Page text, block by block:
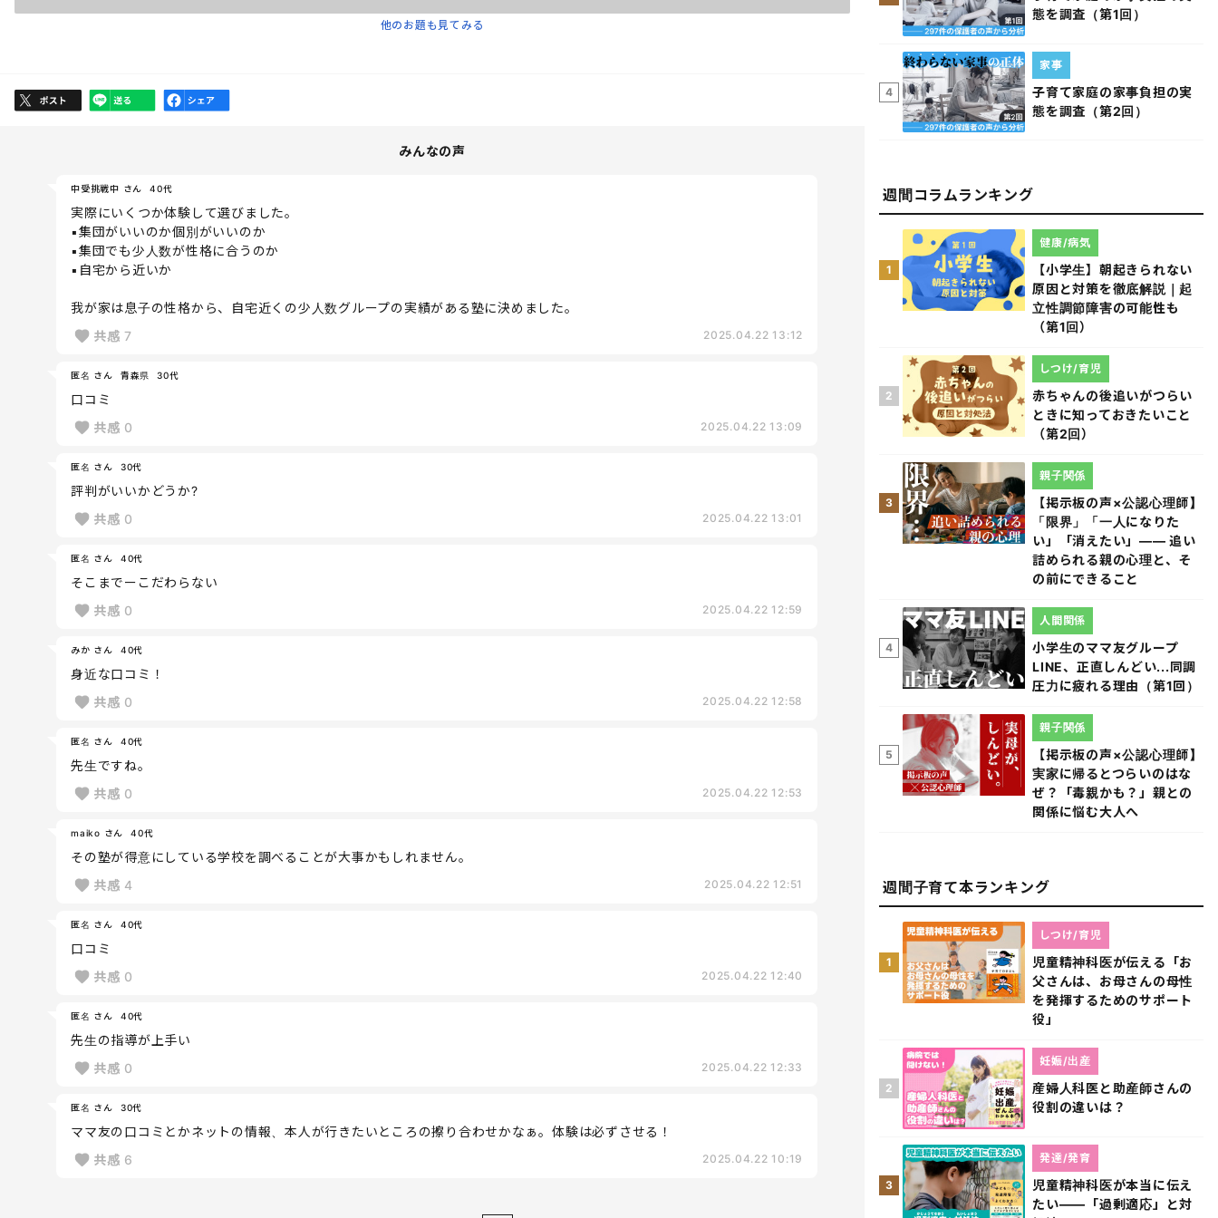
他のお題も見てみる
みんなの声
中受挑戦中 さん 40代
実際にいくつか体験して選びました。
▪︎集団がいいのか個別がいいのか
▪︎集団でも少人数が性格に合うのか
▪︎自宅から近いか
我が家は息子の性格から、自宅近くの少人数グループの実績がある塾に決めました。
共感 7 2025.04.22 13:12
匿名 さん 青森県 30代
口コミ
共感 0 2025.04.22 13:09
匿名 さん 30代
評判がいいかどうか?
共感 0 2025.04.22 13:01
匿名 さん 40代
そこまでーこだわらない
共感 0 2025.04.22 12:59
みか さん 40代
身近な口コミ！
共感 0 2025.04.22 12:58
匿名 さん 40代
先生ですね。
共感 0 2025.04.22 12:53
maiko さん 40代
その塾が得意にしている学校を調べることが大事かもしれません。
共感 4 2025.04.22 12:51
匿名 さん 40代
口コミ
共感 0 2025.04.22 12:40
匿名 さん 40代
先生の指導が上手い
共感 0 2025.04.22 12:33
匿名 さん 30代
ママ友の口コミとかネットの情報、本人が行きたいところの擦り合わせかなぁ。体験は必ずさせる！
共感 6 2025.04.22 10:19
態を調査（第1回）
4
子育て家庭の家事負担の実
態を調査（第2回）
家事
週間コラムランキング
1
【小学生】朝起きられない
原因と対策を徹底解説｜起
立性調節障害の可能性も
（第1回）
健康/病気
2
赤ちゃんの後追いがつらい
ときに知っておきたいこと
（第2回）
しつけ/育児
3
【掲示板の声×公認心理師】
「限界」「一人になりた
い」「消えたい」―― 追い
詰められる親の心理と、そ
の前にできること
親子関係
4
小学生のママ友グループ
LINE、正直しんどい...同調
圧力に疲れる理由（第1回）
人間関係
5
【掲示板の声×公認心理師】
実家に帰るとつらいのはな
ぜ？「毒親かも？」親との
関係に悩む大人へ
親子関係
週間子育て本ランキング
1
児童精神科医が伝える「お
父さんは、お母さんの母性
を発揮するためのサポート
役」
しつけ/育児
2
産婦人科医と助産師さんの
役割の違いは？
妊娠/出産
3
児童精神科医が本当に伝え
たい――「過剰適応」と対
発達/発育